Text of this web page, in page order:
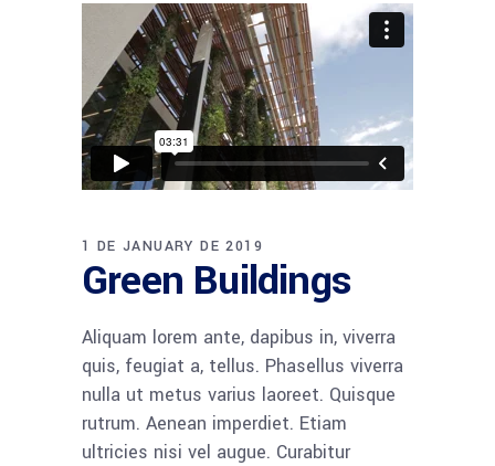
1 DE JANUARY DE 2019
Green Buildings
Aliquam lorem ante, dapibus in, viverra
quis, feugiat a, tellus. Phasellus viverra
nulla ut metus varius laoreet. Quisque
rutrum. Aenean imperdiet. Etiam
ultricies nisi vel augue. Curabitur